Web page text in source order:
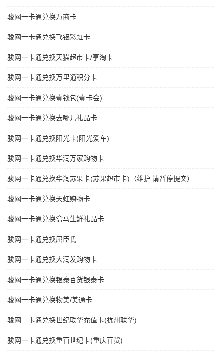
骏网一卡通兑换万商卡
骏网一卡通兑换飞银彩虹卡
骏网一卡通兑换天猫超市卡/享淘卡
骏网一卡通兑换万里通积分卡
骏网一卡通兑换壹钱包(壹卡会)
骏网一卡通兑换去哪儿礼品卡
骏网一卡通兑换阳光卡(阳光爱车)
骏网一卡通兑换华润万家购物卡
骏网一卡通兑换华润苏果卡(苏果超市卡)（维护 请暂停提交）
骏网一卡通兑换天虹购物卡
骏网一卡通兑换盒马生鲜礼品卡
骏网一卡通兑换屈臣氏
骏网一卡通兑换大润发购物卡
骏网一卡通兑换银泰百货银泰卡
骏网一卡通兑换物美/美通卡
骏网一卡通兑换世纪联华充值卡(杭州联华)
骏网一卡通兑换重百世纪卡(重庆百货)